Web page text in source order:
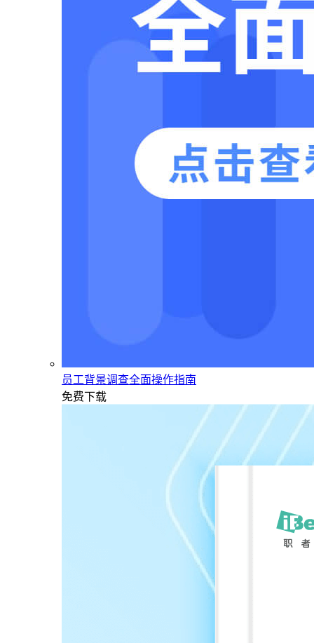
员工背景调查全面操作指南
免费下载